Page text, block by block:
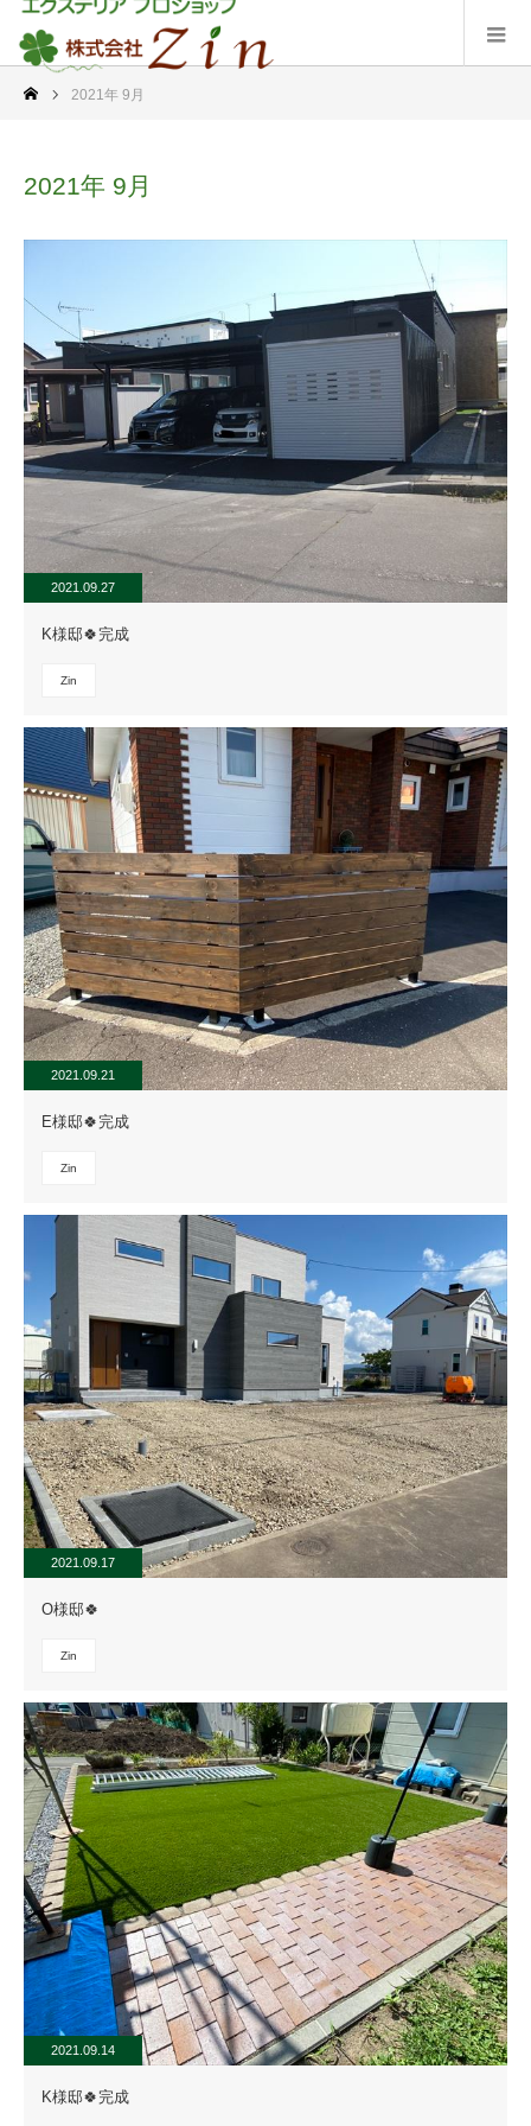
2021年 9月
2021年 9月
2021.09.27
K様邸🍀完成
Zin
2021.09.21
E様邸🍀完成
Zin
2021.09.17
O様邸🍀
Zin
2021.09.14
K様邸🍀完成